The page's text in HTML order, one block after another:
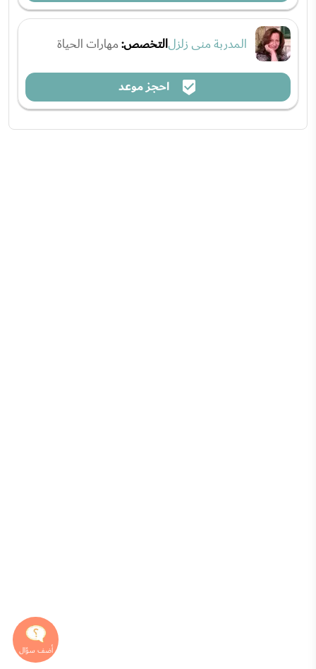
المدربة منى زلزلالتخصص:مهارات الحياة
احجز موعد